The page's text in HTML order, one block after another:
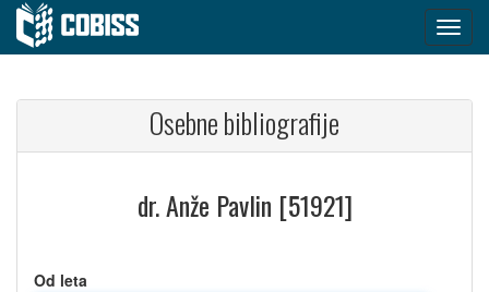
Osebne bibliografije
dr. Anže Pavlin [51921]
Od leta